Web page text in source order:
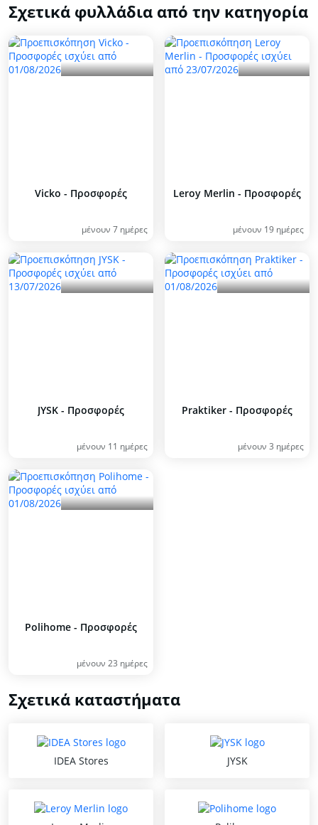
Σχετικά φυλλάδια από την κατηγορία
Vicko - Προσφορές
μένουν 7 ημέρες
Leroy Merlin - Προσφορές
μένουν 19 ημέρες
JYSK - Προσφορές
μένουν 11 ημέρες
Praktiker - Προσφορές
μένουν 3 ημέρες
Polihome - Προσφορές
μένουν 23 ημέρες
Σχετικά καταστήματα
IDEA Stores JYSK